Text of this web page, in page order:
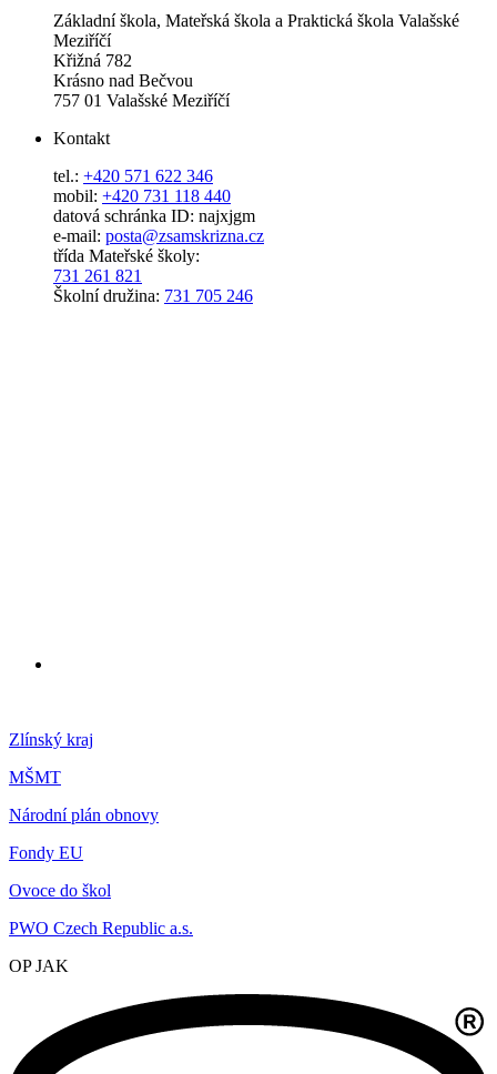
Základní škola, Mateřská škola a Praktická škola Valašské
Meziříčí
Křižná 782
Krásno nad Bečvou
757 01 Valašské Meziříčí
Kontakt
tel.: +420 571 622 346
mobil: +420 731 118 440
datová schránka ID: najxjgm
e-mail: posta@zsamskrizna.cz
třída Mateřské školy:
731 261 821
Školní družina: 731 705 246
Zlínský kraj
MŠMT
Národní plán obnovy
Fondy EU
Ovoce do škol
PWO Czech Republic a.s.
OP JAK